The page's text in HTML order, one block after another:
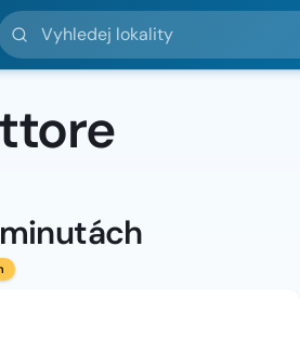
Vyhledej lokality